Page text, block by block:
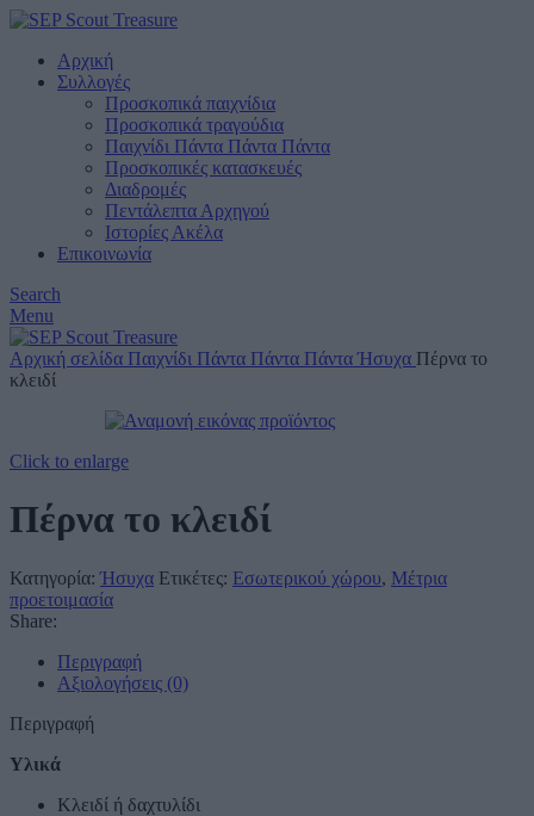
Αρχική
Συλλογές
Προσκοπικά παιχνίδια
Προσκοπικά τραγούδια
Παιχνίδι Πάντα Πάντα Πάντα
Προσκοπικές κατασκευές
Διαδρομές
Πεντάλεπτα Αρχηγού
Ιστορίες Ακέλα
Επικοινωνία
Search
Menu
Αρχική σελίδα Παιχνίδι Πάντα Πάντα ΠάνταΉσυχα Πέρνα το
κλειδί
Click to enlarge
Πέρνα το κλειδί
Κατηγορία: Ήσυχα Ετικέτες: Εσωτερικού χώρου, Μέτρια
προετοιμασία
Share:
Περιγραφή
Αξιολογήσεις (0)
Περιγραφή
Υλικά
Κλειδί ή δαχτυλίδι